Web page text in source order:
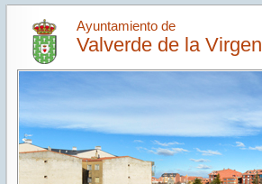
Ayuntamiento de
Valverde de la Virgen